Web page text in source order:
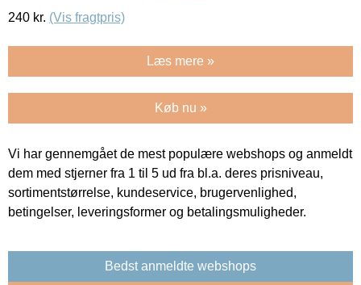
240 kr. (Vis fragtpris)
Læs mere »
Køb nu »
Vi har gennemgået de mest populære webshops og anmeldt
dem med stjerner fra 1 til 5 ud fra bl.a. deres prisniveau,
sortimentstørrelse, kundeservice, brugervenlighed,
betingelser, leveringsformer og betalingsmuligheder.
Bedst anmeldte webshops